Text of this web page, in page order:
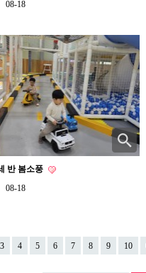
08-18
반 봄소풍
08-18
3 4 5 6 7 8 9 10